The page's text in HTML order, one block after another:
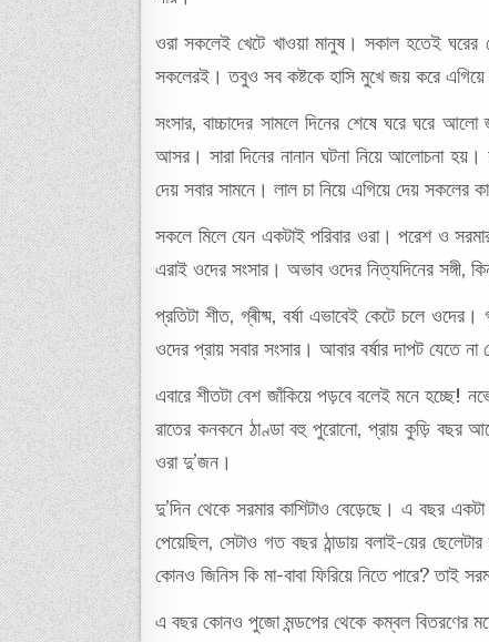
ওরা সকলেই খেটে খাওয়া মানুষ। সকাল হতেই ঘরের
সকলেরই। তবুও সব কষ্টকে হাসি মুখে জয় করে
সংসার, বাচ্চাদের সামলে দিনের শেষে ঘরে ঘরে
আসর। সারা দিনের নানান ঘটনা নিয়ে আলোচনা
দেয় সবার সামনে। লাল চা নিয়ে এগিয়ে দেয় সকলের
সকলে মিলে যেন একটাই পরিবার ওরা। পরেশ ও
এরাই ওদের সংসার। অভাব ওদের নিত্যদিনের সঙ্গী,
প্রতিটা শীত, গ্ৰীষ্ম, বর্ষা এভাবেই কেটে চলে
ওদের প্রায় সবার সংসার। আবার বর্ষার দাপট যেতে
এবারে শীতটা বেশ জাঁকিয়ে পড়বে বলেই মনে হচ্ছে!
রাতের কনকনে ঠাণ্ডা বহু পুরোনো, প্রায় কুড়ি বছর
ওরা দু’জন।
দু’দিন থেকে সরমার কাশিটাও বেড়েছে। এ বছর
পেয়েছিল, সেটাও গত বছর ঠান্ডায় বলাই-য়ের
কোনও জিনিস কি মা-বাবা ফিরিয়ে নিতে পারে? তাই
এ বছর কোনও পুজো মন্ডপের থেকে কম্বল বিতরণের